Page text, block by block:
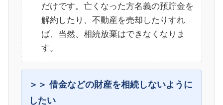
だけです。亡くなった方名義の預貯金を
解約したり、不動産を売却したりすれ
ば、当然、相続放棄はできなくなりま
す。
借金などの財産を相続しないように
したい